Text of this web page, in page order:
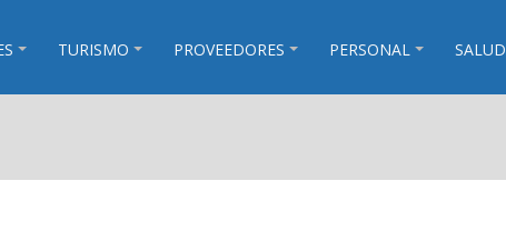
TURISMO PROVEEDORES PERSONAL SALUD